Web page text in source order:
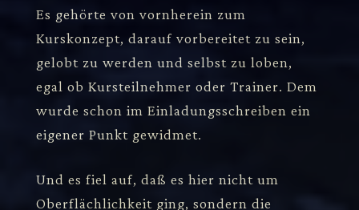
Es gehörte von vornherein zum
Kurskonzept, darauf vorbereitet zu sein,
gelobt zu werden und selbst zu loben,
egal ob Kursteilnehmer oder Trainer. Dem
wurde schon im Einladungsschreiben ein
eigener Punkt gewidmet.
Und es fiel auf, daß es hier nicht um
Oberflächlichkeit ging, sondern die